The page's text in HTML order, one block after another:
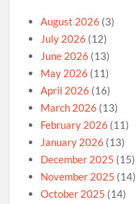
August 2026 (3)
July 2026 (12)
June 2026 (13)
May 2026 (11)
April 2026 (16)
March 2026 (13)
February 2026 (11)
January 2026 (13)
December 2025 (15)
November 2025 (14)
October 2025 (14)